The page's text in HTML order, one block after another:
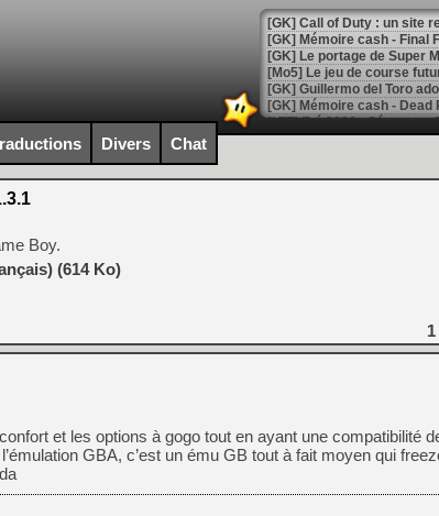
[GK] Le portage de Super
[Mo5] Le jeu de course
[GK] Guillermo del Toro
[LTF] Eté 2026 - Séquence
[GK] Mistfall Hunter :
[GK] Wo Long 2 évolue
[GK] Crossfire : un TPS à
[LS] [PS5] Premiers
[Mo5] DOOM arrive en
[GK] Bethesda fête les 30
[GK] Roblox : l'action en
[GK] Agenda - GeForce
[GK] Devolver Digital en a
[LS] [PS5] ps5-y2jb-
[GK] Pourquoi Marvel
Divers Chat
Boy.
(614 Ko)
1
et les options à gogo tout en ayant une compatibilité
GBA, c’est un ému GB tout à fait moyen qui